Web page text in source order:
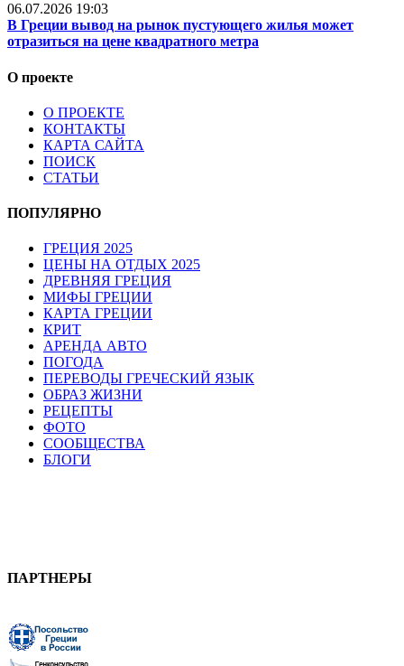
06.07.2026 19:03
В Греции вывод на рынок пустующего жилья может
отразиться на цене квадратного метра
О проекте
О ПРОЕКТЕ
КОНТАКТЫ
КАРТА САЙТА
ПОИСК
СТАТЬИ
ПОПУЛЯРНО
ГРЕЦИЯ 2025
ЦЕНЫ НА ОТДЫХ 2025
ДРЕВНЯЯ ГРЕЦИЯ
МИФЫ ГРЕЦИИ
КАРТА ГРЕЦИИ
КРИТ
АРЕНДА АВТО
ПОГОДА
ПЕРЕВОДЫ ГРЕЧЕСКИЙ ЯЗЫК
ОБРАЗ ЖИЗНИ
РЕЦЕПТЫ
ФОТО
СООБЩЕСТВА
БЛОГИ
ПАРТНЕРЫ